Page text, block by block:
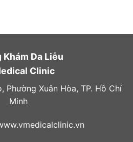
Khám Da Liễu
Clinic
Phường Xuân Hòa, TP. Hồ Chí
Minh